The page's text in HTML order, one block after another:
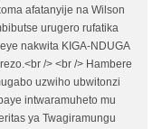
afatanyije na Wilson
urugero rufatika
nakwita KIGA-NDUGA
/> <br /> Hambere
uzwiho ubwitonzi
intwaramuheto mu
ya Twagiramungu